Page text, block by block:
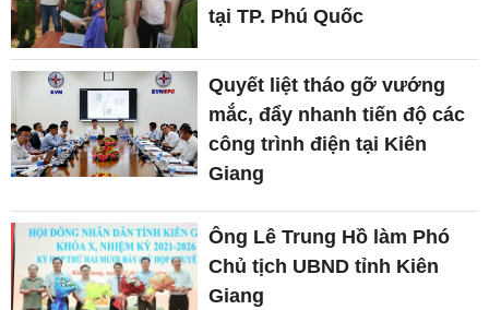
tại TP. Phú Quốc
Quyết liệt tháo gỡ vướng
mắc, đẩy nhanh tiến độ các
công trình điện tại Kiên
Giang
Ông Lê Trung Hồ làm Phó
Chủ tịch UBND tỉnh Kiên
Giang